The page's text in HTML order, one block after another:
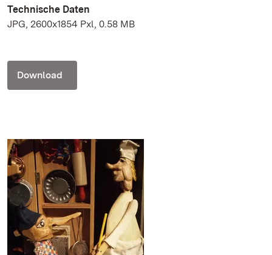
Technische Daten
JPG, 2600x1854 Pxl, 0.58 MB
Download